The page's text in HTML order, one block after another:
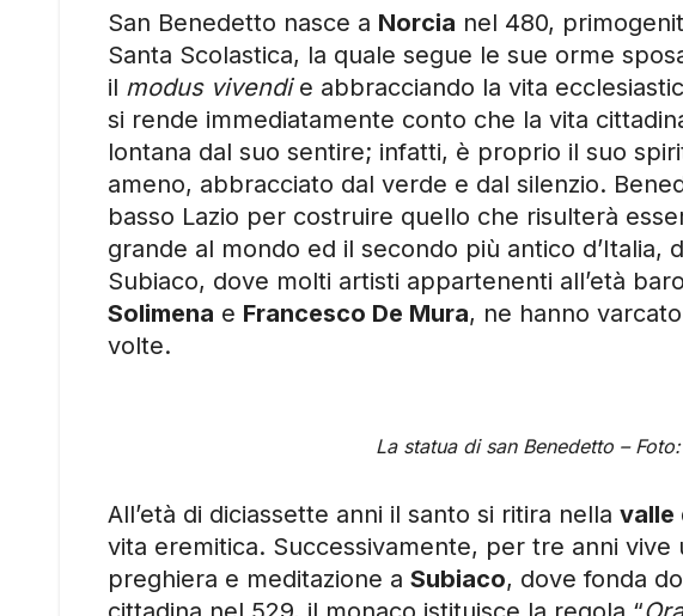
San Benedetto nasce a Norcia nel 480,
Santa Scolastica, la quale segue le sue orme
il modus vivendie abbracciando la vita
si rende immediatamente conto che la vita
lontana dal suo sentire; infatti, è proprio il suo
ameno, abbracciato dal verde e dal silenzio.
basso Lazio per costruire quello che risulterà
grande al mondo ed il secondo più antico d’Italia,
Subiaco, dove molti artisti appartenenti all’età
Solimena e Francesco De Mura, ne hanno
volte.
La statua di san Benedetto –
All’età di diciassette anni il santo si ritira nella valle
vita eremitica. Successivamente, per tre anni vive
preghiera e meditazione a Subiaco, dove fonda